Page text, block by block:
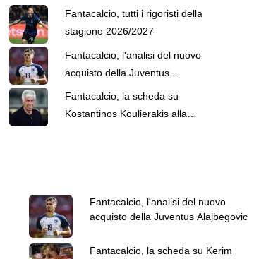
Fantacalcio, tutti i rigoristi della
stagione 2026/2027
Fantacalcio, l'analisi del nuovo
acquisto della Juventus
Alajbegovic
Fantacalcio, la scheda su
Kostantinos Koulierakis alla
Fantacalcio, l'analisi del nuovo
acquisto della Juventus Alajbegovic
Fantacalcio, la scheda su Kerim